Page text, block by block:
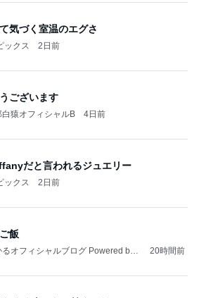
気づく室温のエグさ
ックス 2日前
ございます
猿オフィシャルB 4日前
だと言われるジュエリー
ックス 2日前
飯
オフィシャルブログ Powered by
20時間前